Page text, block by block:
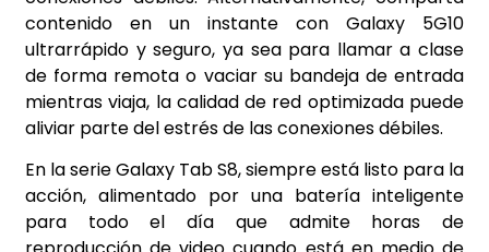
contenido en un instante con Galaxy 5G10
ultrarrápido y seguro, ya sea para llamar a clase
de forma remota o vaciar su bandeja de entrada
mientras viaja, la calidad de red optimizada puede
aliviar parte del estrés de las conexiones débiles.
En la serie Galaxy Tab S8, siempre está listo para la
acción, alimentado por una batería inteligente
para todo el día que admite horas de